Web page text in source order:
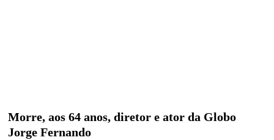
Morre, aos 64 anos, diretor e ator da Globo
Jorge Fernando